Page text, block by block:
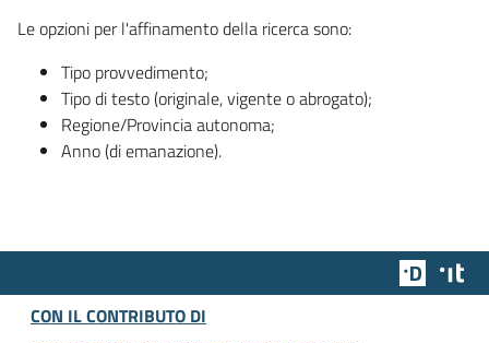
Le opzioni per l'affinamento della ricerca sono:
Tipo provvedimento;
Tipo di testo (originale, vigente o abrogato);
Regione/Provincia autonoma;
Anno (di emanazione).
Team
CON IL CONTRIBUTO DI